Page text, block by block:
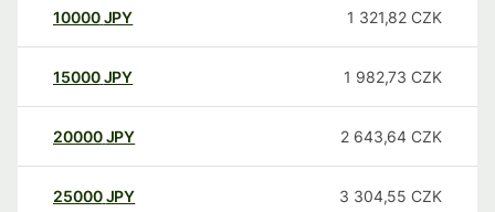
10000 JPY 1 321,82 CZK
15000 JPY 1 982,73 CZK
20000 JPY 2 643,64 CZK
25000 JPY 3 304,55 CZK